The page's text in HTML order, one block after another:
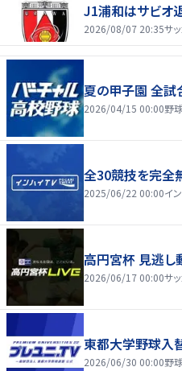
J1浦和はサビオ
2026/08/07 20:35サ
夏の甲子園 全試
2026/04/15 00:00野
全30競技を完全
2025/06/22 00:00イ
高円宮杯 見逃し
2026/06/17 00:00サ
東都大学野球入
2026/06/30 00:00野